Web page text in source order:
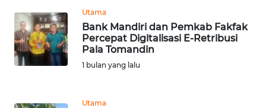
Utama
Bank Mandiri dan Pemkab Fakfak
Percepat Digitalisasi E-Retribusi
Pala Tomandin
1 bulan yang lalu
Utama
PEDOMAN
MEDIA
SIBER